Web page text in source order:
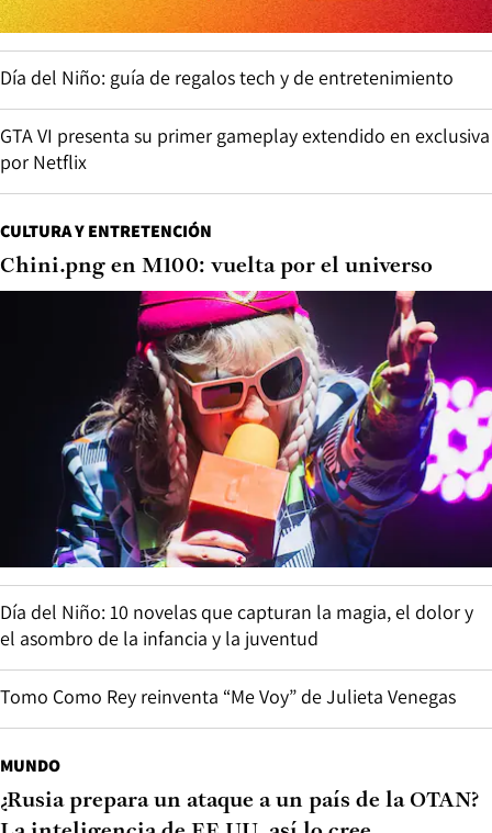
Día del Niño: guía de regalos tech y de entretenimiento
GTA VI presenta su primer gameplay extendido en exclusiva
por Netflix
CULTURA Y ENTRETENCIÓN
Chini.png en M100: vuelta por el universo
Día del Niño: 10 novelas que capturan la magia, el dolor y
el asombro de la infancia y la juventud
Tomo Como Rey reinventa “Me Voy” de Julieta Venegas
MUNDO
¿Rusia prepara un ataque a un país de la OTAN?